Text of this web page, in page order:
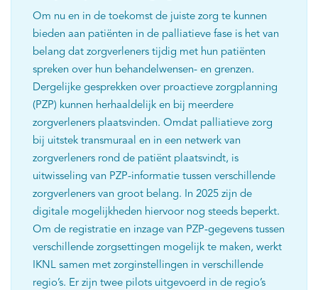
Om nu en in de toekomst de juiste zorg te kunnen
bieden aan patiënten in de palliatieve fase is het van
belang dat zorgverleners tijdig met hun patiënten
spreken over hun behandelwensen- en grenzen.
Dergelijke gesprekken over proactieve zorgplanning
(PZP) kunnen herhaaldelijk en bij meerdere
zorgverleners plaatsvinden. Omdat palliatieve zorg
bij uitstek transmuraal en in een netwerk van
zorgverleners rond de patiënt plaatsvindt, is
uitwisseling van PZP-informatie tussen verschillende
zorgverleners van groot belang. In 2025 zijn de
digitale mogelijkheden hiervoor nog steeds beperkt.
Om de registratie en inzage van PZP-gegevens tussen
verschillende zorgsettingen mogelijk te maken, werkt
IKNL samen met zorginstellingen in verschillende
regio’s. Er zijn twee pilots uitgevoerd in de regio’s